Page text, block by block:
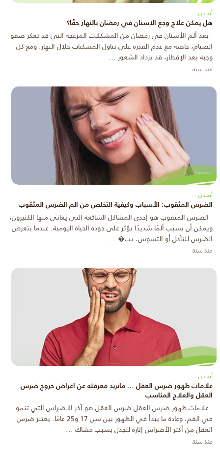
أسنان
هل يمكن علاج وجع الاسنان في رمضان بالنهار حقًا؟
يعد ألم الأسنان في رمضان من المشكلات المزعجة التي قد تعكر صفو
الصيام، خاصة مع عدم القدرة على تناول المسكنات خلال النهار. ومع كل
وجبة بعد الإفطار، قد يزداد الشعور ...
منذ سنة
أسنان
الضرس المثقوب: الأسباب وكيفية التخلص من الم الضرس المثقوب
الضرس المثقوب هو إحدى المشاكل الشائعة التي يعاني منها الكثيرون،
ويمكن أن يسبب ألمًا شديدًا يؤثر على جودة الحياة اليومية. عندما يتعرض
الضرس للتآكل أو التسوس، يب� ...
منذ سنة
أسنان
علامات ظهور ضرس العقل … ماتريد معرفته عن اعراض خروج ضرس
العقل والعلاج المناسب
علامات ظهور ضرس العقل ضرس العقل هو آخر الأضراس التي تنمو
في الفم، وعادة ما يبدأ في الظهور بين سن 17 و25 عامًا. يعتبر ضرس
العقل من أكثر الأضراس إثارة للجدل بسبب مشاك ...
منذ سنة